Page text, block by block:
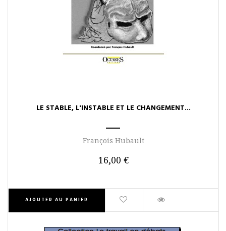
AJOUTER AU PANIER
LE STABLE, L'INSTABLE ET LE CHANGEMENT...
François Hubault
16,00 €